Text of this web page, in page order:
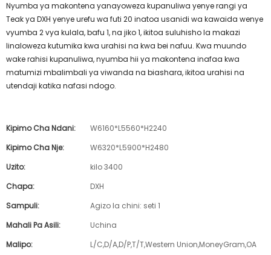
Nyumba ya makontena yanayoweza kupanuliwa yenye rangi ya
Teak ya DXH yenye urefu wa futi 20 inatoa usanidi wa kawaida wenye
vyumba 2 vya kulala, bafu 1, na jiko 1, ikitoa suluhisho la makazi
linaloweza kutumika kwa urahisi na kwa bei nafuu. Kwa muundo
wake rahisi kupanuliwa, nyumba hii ya makontena inafaa kwa
matumizi mbalimbali ya viwanda na biashara, ikitoa urahisi na
utendaji katika nafasi ndogo.
Kipimo Cha Ndani:
W6160*L5560*H2240
Kipimo Cha Nje:
W6320*L5900*H2480
Uzito:
kilo 3400
Chapa:
DXH
Sampuli:
Agizo la chini: seti 1
Mahali Pa Asili:
Uchina
Malipo:
L/C,D/A,D/P,T/T,Western Union,MoneyGram,OA